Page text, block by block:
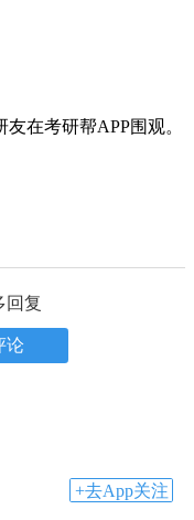
友在考研帮APP围观。
回复
论
+去App关注